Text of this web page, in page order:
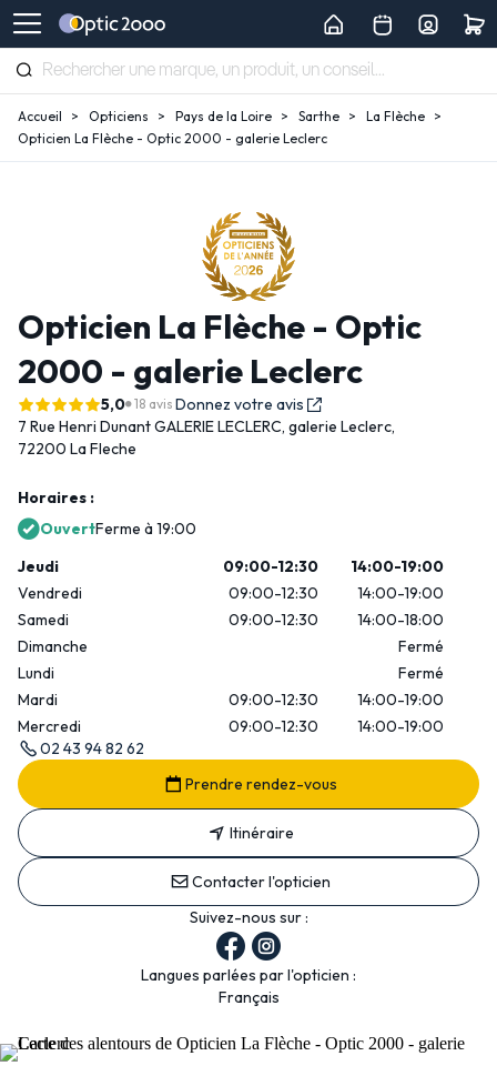
Accueil Opticiens Pays de la Loire Sarthe
La Flèche
Opticien La Flèche - Optic 2000 - galerie Leclerc
Opticien La Flèche - Optic
2000 - galerie Leclerc
5,0 18 avis Donnez votre avis
7 Rue Henri Dunant GALERIE LECLERC, galerie Leclerc,
72200 La Fleche
Horaires :
OuvertFerme à 19:00
Jeudi
09:00-12:30
14:00-19:00
Vendredi
09:00-12:30
14:00-19:00
Samedi
09:00-12:30
14:00-18:00
Dimanche
Fermé
Lundi
Fermé
Mardi
09:00-12:30
14:00-19:00
Mercredi
09:00-12:30
14:00-19:00
02 43 94 82 62
Prendre rendez-vous
Itinéraire
Contacter l'opticien
Suivez-nous sur :
Langues parlées par l'opticien :
Français